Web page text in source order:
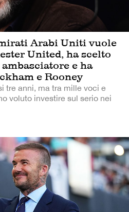
Arabi Uniti vuole
United, ha scelto
e ha
e Rooney
tre anni, ma tra mille voci e
voluto investire sul serio nei